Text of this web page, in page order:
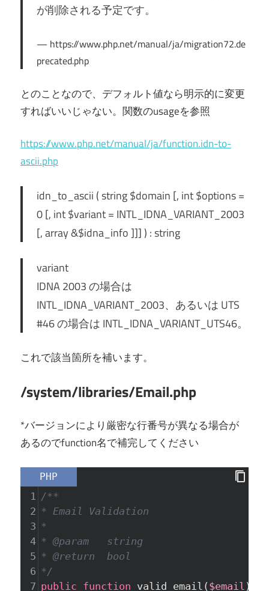
が削除される予定です。
https://www.php.net/manual/ja/migration72.de
precated.php
とのことなので、デフォルト値なら明示的に変更
すればいいじゃない。関数のusageを参照
https://www.php.net/manual/ja/function.idn-to-
ascii.php
idn_to_ascii ( string $domain [, int $options =
0 [, int $variant = INTL_IDNA_VARIANT_2003
[, array &$idna_info ]]] ) : string
variant
IDNA 2003 の場合は
INTL_IDNA_VARIANT_2003、あるいは UTS
#46 の場合は INTL_IDNA_VARIANT_UTS46。
これで該当箇所を補います。
/system/libraries/Email.php
*バージョンにより厳密な行番号が異なる場合が
あるのでfunction名で補完してください
PHP
1
/**
2 * Email Validation
3 *
4 * @param   string
5 * @return  bool
6 */
7 public function valid_email ( $email )